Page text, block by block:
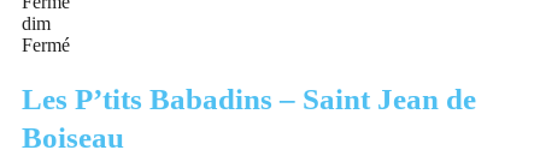
dim
Fermé
Les P’tits Babadins – Saint Jean de
Boiseau